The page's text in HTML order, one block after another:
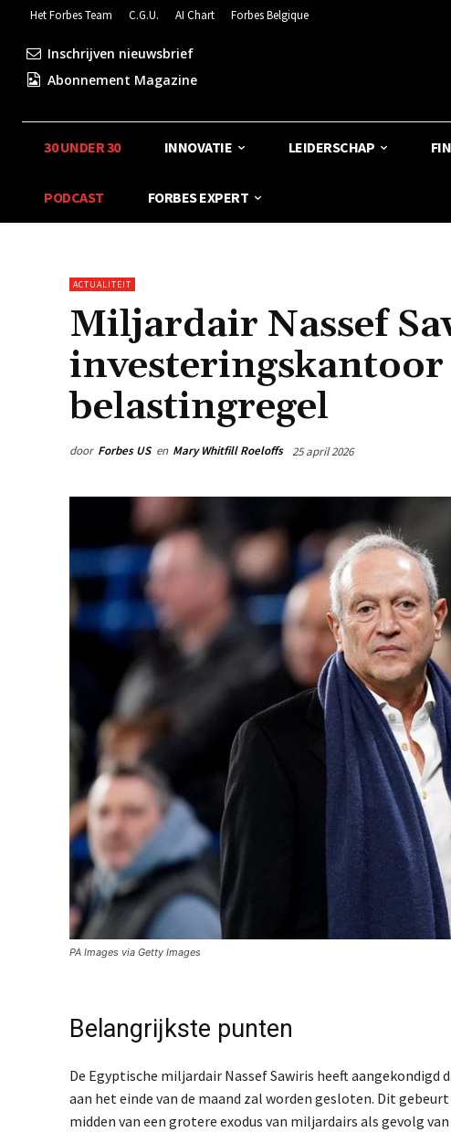
Het Forbes Team C.G.U. AI Chart Forbes Belgique
Inschrijven nieuwsbrief
Abonnement Magazine
30 UNDER 30 INNOVATIE LEIDERSCHAP
PODCAST FORBES EXPERT
ACTUALITEIT
Miljardair Nassef
belastingregel
door Forbes US en Mary Whitfill Roeloffs 25 april 2026
PA Images via Getty Images
Belangrijkste punten
De Egyptische miljardair Nassef Sawiris heeft
aan het einde van de maand zal worden gesloten. Dit
midden van een grotere exodus van miljardairs als gevolg